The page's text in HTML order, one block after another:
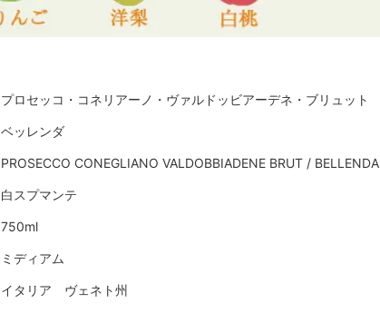
プロセッコ・コネリアーノ・ヴァルドッビアーデネ・ブリュット
ベッレンダ
PROSECCO CONEGLIANO VALDOBBIADENE BRUT / BELLENDA
白スプマンテ
750ml
ミディアム
イタリア ヴェネト州